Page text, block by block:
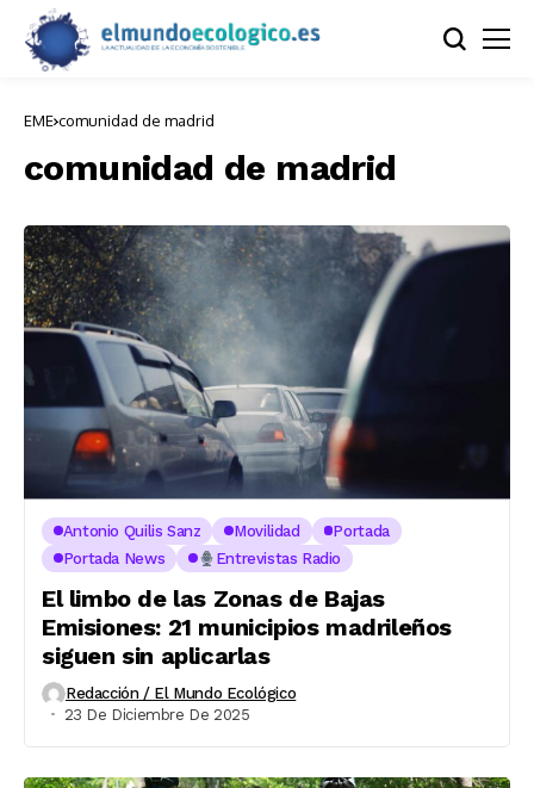
EME comunidad de madrid
comunidad de madrid
Antonio Quilis Sanz Movilidad
Portada
Portada News
Entrevistas Radio
El limbo de las Zonas de Bajas
Emisiones: 21 municipios madrileños
siguen sin aplicarlas
Redacción / El Mundo Ecológico
23 De Diciembre De 2025